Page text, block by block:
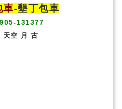
車-墾丁包車
131377
天空 月 古